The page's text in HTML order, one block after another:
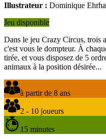
Illustrateur : Dominique
Jeu disponible
Dans le jeu Crazy Circus, trois
c'est vous le dompteur. À
tirée, et vous disposez de 5
animaux à la position désirée...
à partir de 8 ans
2 - 10 joueurs
15 minutes